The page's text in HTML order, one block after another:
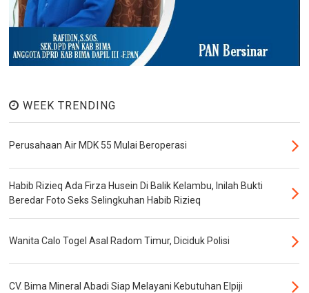
WEEK TRENDING
Perusahaan Air MDK 55 Mulai Beroperasi
Habib Rizieq Ada Firza Husein Di Balik Kelambu, Inilah Bukti
Beredar Foto Seks Selingkuhan Habib Rizieq
Wanita Calo Togel Asal Radom Timur, Diciduk Polisi
CV. Bima Mineral Abadi Siap Melayani Kebutuhan Elpiji